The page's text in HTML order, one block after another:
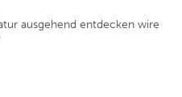
ausgehend entdecken wire